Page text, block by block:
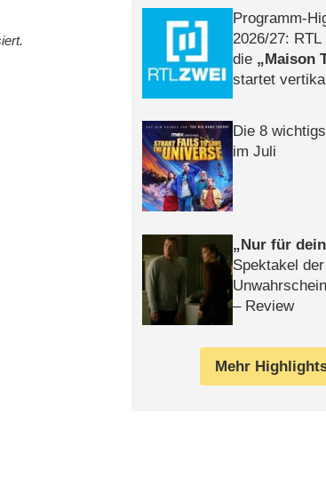
Programm-
2026/​27:
die
Maison
startet
Die 8
im Juli
Nur für
Spektakel der
– Review
Mehr